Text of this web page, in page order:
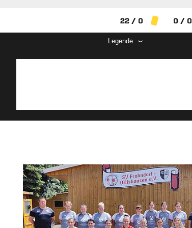
22 / 0 0 / 0
Legende